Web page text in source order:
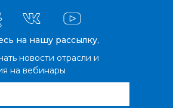
на нашу рассылку,
новости отрасли и
на вебинары